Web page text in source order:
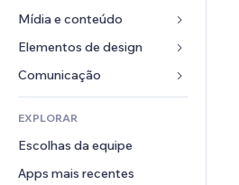
Análises
Listas do site
Email
Frete e entrega
Botões de venda
Contabilidade
Cupons e fidelidade
Soluções de armazenamento
Hotéis
Eventos
Restaurantes
Imobiliária
Meus agendamentos
Mídia e conteúdo
Galeria
Músicas
Podcasts
Fotografia
Vídeo
PDF
Elementos de design
Mapas e navegação
Privacidade e segurança
Relógio
Templates de página
Efeitos de imagem
Formulários
Enquetes
Chat
EXPLORAR
Escolhas da equipe
Apps mais recentes